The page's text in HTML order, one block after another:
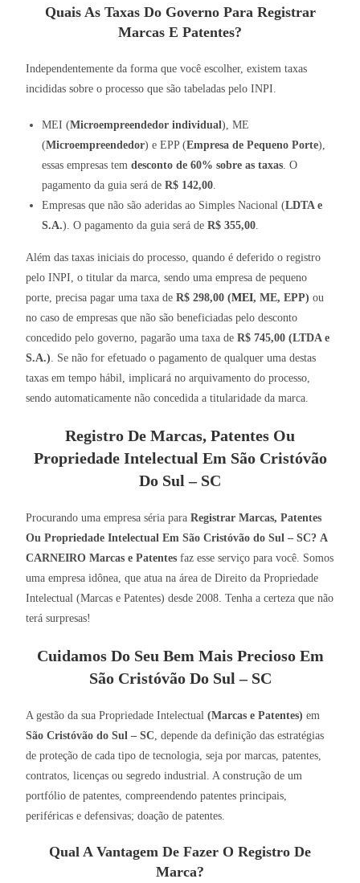
Quais As Taxas Do Governo Para Registrar
Marcas E Patentes?
Independentemente da forma que você escolher, existem taxas
incididas sobre o processo que são tabeladas pelo INPI.
MEI (Microempreendedor individual), ME
(Microempreendedor) e EPP (Empresa de Pequeno Porte),
essas empresas temdesconto de 60% sobre as taxas. O
pagamento da guia será deR$ 142,00.
Empresas que não são aderidas ao Simples Nacional (LDTA e
S.A.). O pagamento da guia será deR$ 355,00.
Além das taxas iniciais do processo, quando é deferido o registro
pelo INPI, o titular da marca, sendo uma empresa de pequeno
porte, precisa pagar uma taxa deR$ 298,00 (MEI, ME, EPP) ou
no caso de empresas que não são beneficiadas pelo desconto
concedido pelo governo, pagarão uma taxa deR$ 745,00 (LTDA e
S.A.). Se não for efetuado o pagamento de qualquer uma destas
taxas em tempo hábil, implicará no arquivamento do processo,
sendo automaticamente não concedida a titularidade da marca.
Registro De Marcas, Patentes Ou
Propriedade Intelectual Em São Cristóvão
Do Sul – SC
Procurando uma empresa séria paraRegistrar Marcas, Patentes
Ou Propriedade Intelectual Em São Cristóvão do Sul – SC? A
CARNEIRO Marcas e Patentes faz esse serviço para você. Somos
uma empresa idônea, que atua na área de Direito da Propriedade
Intelectual (Marcas e Patentes) desde 2008. Tenha a certeza que não
terá surpresas!
Cuidamos Do Seu Bem Mais Precioso Em
São Cristóvão Do Sul – SC
A gestão da sua Propriedade Intelectual(Marcas e Patentes) em
São Cristóvão do Sul – SC, depende da definição das estratégias
de proteção de cada tipo de tecnologia, seja por marcas, patentes,
contratos, licenças ou segredo industrial. A construção de um
portfólio de patentes, compreendendo patentes principais,
periféricas e defensivas; doação de patentes.
Qual A Vantagem De Fazer O Registro De
Marca?